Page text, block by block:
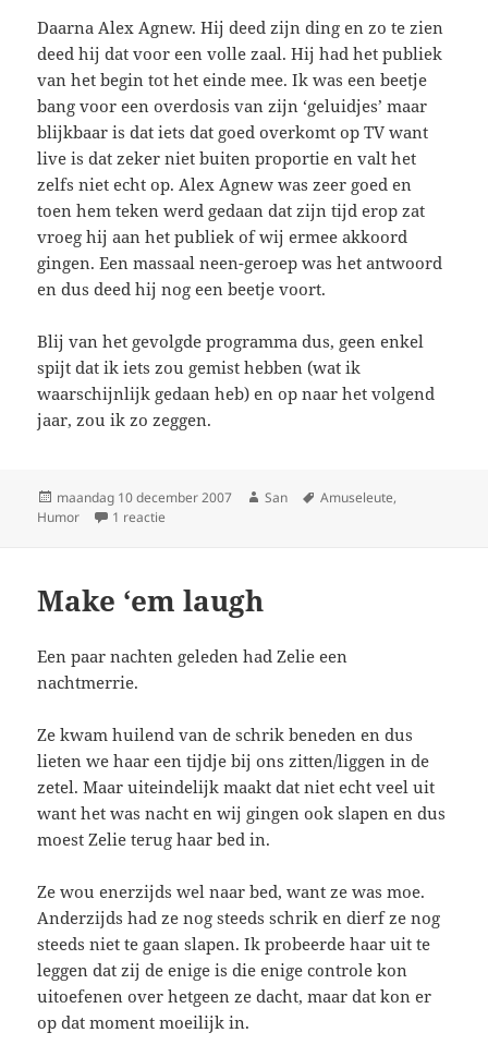
Daarna Alex Agnew. Hij deed zijn ding en zo te zien
deed hij dat voor een volle zaal. Hij had het publiek
van het begin tot het einde mee. Ik was een beetje
bang voor een overdosis van zijn ‘geluidjes’ maar
blijkbaar is dat iets dat goed overkomt op TV want
live is dat zeker niet buiten proportie en valt het
zelfs niet echt op. Alex Agnew was zeer goed en
toen hem teken werd gedaan dat zijn tijd erop zat
vroeg hij aan het publiek of wij ermee akkoord
gingen. Een massaal neen-geroep was het antwoord
en dus deed hij nog een beetje voort.
Blij van het gevolgde programma dus, geen enkel
spijt dat ik iets zou gemist hebben (wat ik
waarschijnlijk gedaan heb) en op naar het volgend
jaar, zou ik zo zeggen.
Geplaatst
op
maandag 10 december 2007 Auteur
San Tags
Amuseleute,
Humor
1 reactie
Make ‘em laugh
Een paar nachten geleden had Zelie een
nachtmerrie.
Ze kwam huilend van de schrik beneden en dus
lieten we haar een tijdje bij ons zitten/liggen in de
zetel. Maar uiteindelijk maakt dat niet echt veel uit
want het was nacht en wij gingen ook slapen en dus
moest Zelie terug haar bed in.
Ze wou enerzijds wel naar bed, want ze was moe.
Anderzijds had ze nog steeds schrik en dierf ze nog
steeds niet te gaan slapen. Ik probeerde haar uit te
leggen dat zij de enige is die enige controle kon
uitoefenen over hetgeen ze dacht, maar dat kon er
op dat moment moeilijk in.